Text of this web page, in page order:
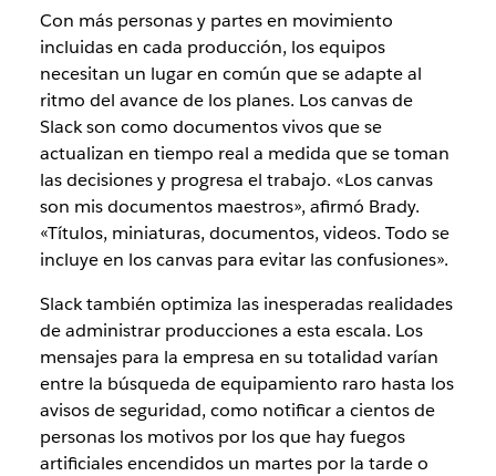
Con más personas y partes en movimiento
incluidas en cada producción, los equipos
necesitan un lugar en común que se adapte al
ritmo del avance de los planes. Los canvas de
Slack son como documentos vivos que se
actualizan en tiempo real a medida que se toman
las decisiones y progresa el trabajo. «Los canvas
son mis documentos maestros», afirmó Brady.
«Títulos, miniaturas, documentos, videos. Todo se
incluye en los canvas para evitar las confusiones».
Slack también optimiza las inesperadas realidades
de administrar producciones a esta escala. Los
mensajes para la empresa en su totalidad varían
entre la búsqueda de equipamiento raro hasta los
avisos de seguridad, como notificar a cientos de
personas los motivos por los que hay fuegos
artificiales encendidos un martes por la tarde o